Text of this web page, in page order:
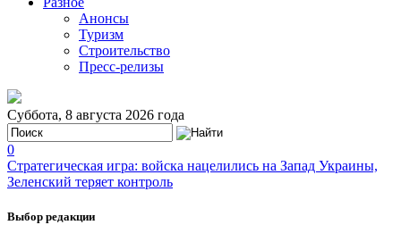
Анонсы
Туризм
Строительство
Пресс-релизы
Суббота, 8 августа 2026 года
0
Стратегическая игра: войска нацелились на Запад Украины,
Зеленский теряет контроль
Выбор редакции